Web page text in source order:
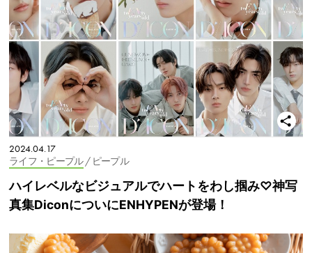
2024.04.17
ライフ・ピープル/ ピープル
ハイレベルなビジュアルでハートをわし掴み♡神写
真集DiconについにENHYPENが登場！